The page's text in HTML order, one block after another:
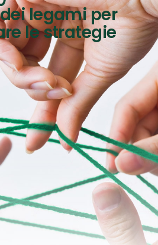
legami per
le strategie